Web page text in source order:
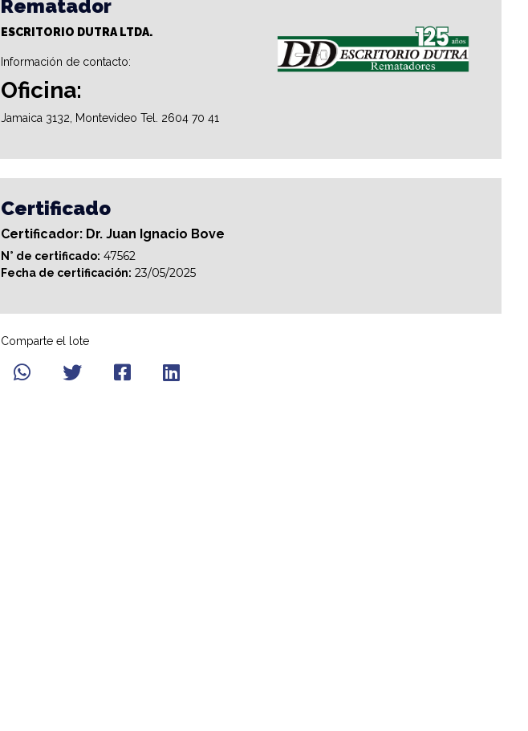
Rematador
ESCRITORIO DUTRA LTDA.
Información de contacto:
Oficina:
Jamaica 3132, Montevideo Tel. 2604 70 41
Certificado
Certificador: Dr. Juan Ignacio Bove
N° de certificado: 47562
Fecha de certificación: 23/05/2025
Comparte el lote